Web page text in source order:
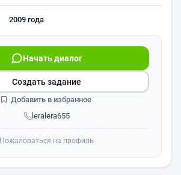
2009 года
leralera655
Начать диалог
Создать задание
Добавить в избранное
Пожаловаться на профиль